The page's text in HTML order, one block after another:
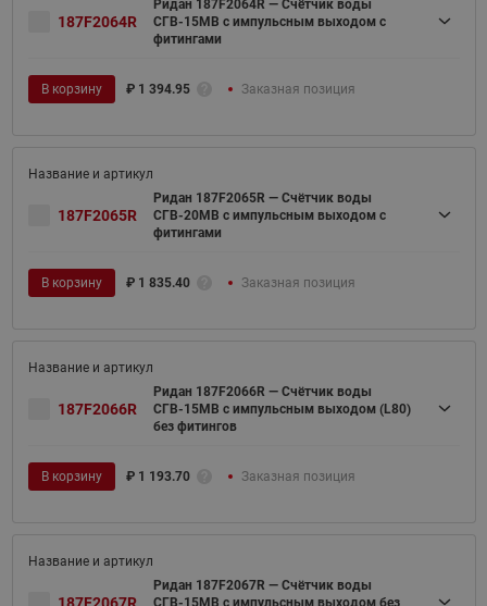
187F2064R
Ридан 187F2064R — Счётчик воды
СГВ-15МВ c импульсным выходом с
фитингами
В корзину ₽ 1 394.95 Заказная позиция
187F2065R
Ридан 187F2065R — Счётчик воды
СГВ-20МВ c импульсным выходом с
фитингами
В корзину ₽ 1 835.40 Заказная позиция
187F2066R
Ридан 187F2066R — Счётчик воды
СГВ-15МВ c импульсным выходом (L80)
без фитингов
В корзину ₽ 1 193.70 Заказная позиция
187F2067R
Ридан 187F2067R — Счётчик воды
СГВ-15МВ c импульсным выходом без